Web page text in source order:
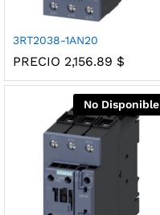
3RT2038-1AN20
PRECIO 2,156.89 $
No Disponible